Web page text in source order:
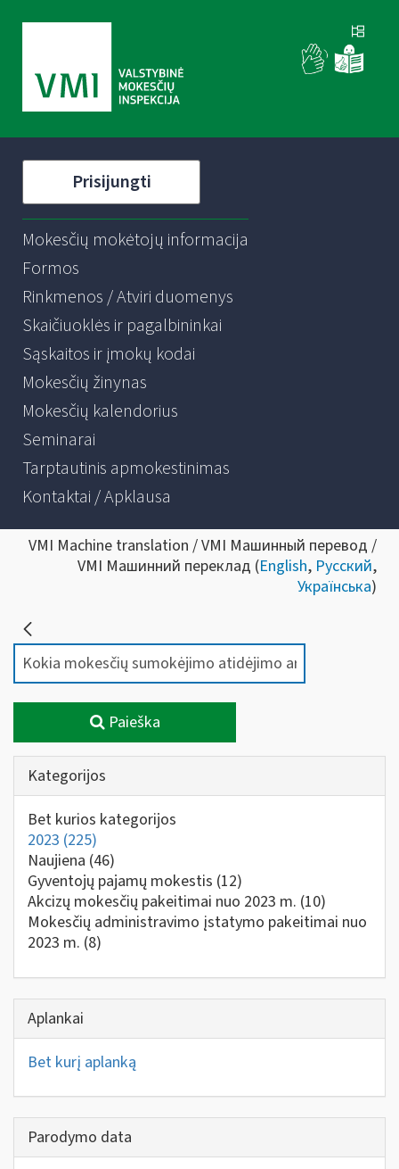
Prisijungti
Mokesčių mokėtojų informacija
Formos
Rinkmenos / Atviri duomenys
Skaičiuoklės ir pagalbininkai
Sąskaitos ir įmokų kodai
Mokesčių žinynas
Mokesčių kalendorius
Seminarai
Tarptautinis apmokestinimas
Kontaktai / Apklausa
VMI Machine translation / VMI Машинный перевод /
VMI Машинний переклад (English, Русский,
Українська)
Paieška
Kategorijos
Bet kurios kategorijos
2023 (225)
Naujiena (46)
Gyventojų pajamų mokestis (12)
Akcizų mokesčių pakeitimai nuo 2023 m. (10)
Mokesčių administravimo įstatymo pakeitimai nuo
2023 m. (8)
Aplankai
Bet kurį aplanką
Parodymo data